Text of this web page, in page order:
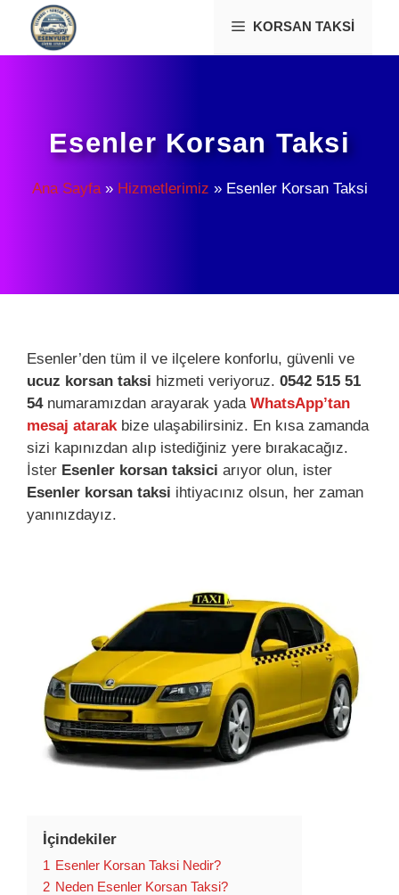
İçeriğe
KORSAN TAKSI
Esenler Korsan Taksi
Ana Sayfa» Hizmetlerimiz » Esenler Korsan Taksi
Esenler’den tüm il ve ilçelere konforlu, güvenli ve
ucuz korsan taksi hizmeti veriyoruz. 0542 515 51
54numaramızdan arayarak yada WhatsApp’tan
mesaj atarak bize ulaşabilirsiniz. En kısa zamanda
sizi kapınızdan alıp istediğiniz yere bırakacağız.
İster Esenler korsan taksici arıyor olun, ister
Esenler korsan taksi ihtiyacınız olsun, her zaman
yanınızdayız.
İçindekiler
1 Esenler Korsan Taksi Nedir?
2 Neden Esenler Korsan Taksi?